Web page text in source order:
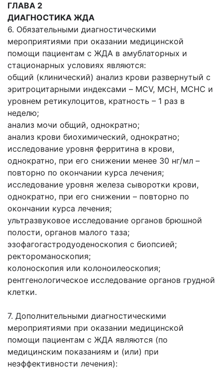
ГЛАВА 2
ДИАГНОСТИКА ЖДА
6. Обязательными диагностическими
мероприятиями при оказании медицинской
помощи пациентам с ЖДА в амублаторных и
стационарных условиях являются:
общий (клинический) анализ крови развернутый с
эритроцитарными индексами – MCV, MCH, MCHC и
уровнем ретикулоцитов, кратность – 1 раз в
неделю;
анализ мочи общий, однократно;
анализ крови биохимический, однократно;
исследование уровня ферритина в крови,
однократно, при его снижении менее 30 нг/мл –
повторно по окончании курса лечения;
исследование уровня железа сыворотки крови,
однократно, при его снижении – повторно по
окончании курса лечения;
ультразвуковое исследование органов брюшной
полости, органов малого таза;
эзофагогастродуоденоскопия с биопсией;
ректороманоскопия;
колоноскопия или колоноилеоскопия;
рентгенологическое исследование органов грудной
клетки.
7. Дополнительными диагностическими
мероприятиями при оказании медицинской
помощи пациентам с ЖДА являются (по
медицинским показаниям и (или) при
неэффективности лечения):